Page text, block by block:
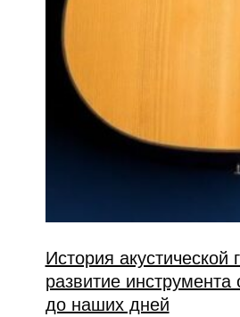
История акустической
развитие инструмента
до наших дней